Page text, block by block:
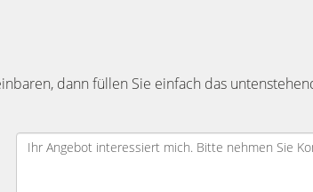
dann füllen Sie einfach das